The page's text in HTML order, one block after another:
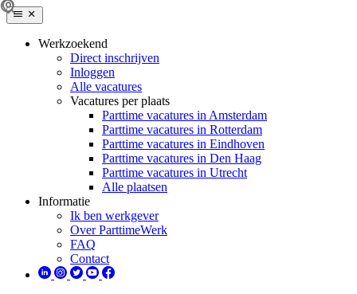
Werkzoekend
Direct inschrijven
Inloggen
Alle vacatures
Vacatures per plaats
Parttime vacatures in Amsterdam
Parttime vacatures in Rotterdam
Parttime vacatures in Eindhoven
Parttime vacatures in Den Haag
Parttime vacatures in Utrecht
Alle plaatsen
Informatie
Ik ben werkgever
Over ParttimeWerk
FAQ
Contact